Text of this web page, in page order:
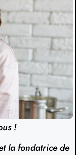
!
la fondatrice de